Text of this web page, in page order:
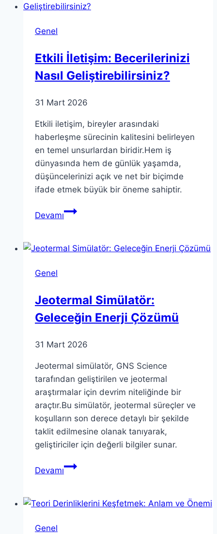
Felsefeyi
Genel
Etkili İletişim: Becerilerinizi
Nasıl Geliştirebilirsiniz?
31 Mart 2026
Etkili iletişim, bireyler arasındaki
haberleşme sürecinin kalitesini belirleyen
en temel unsurlardan biridir.Hem iş
dünyasında hem de günlük yaşamda,
düşüncelerinizi açık ve net bir biçimde
ifade etmek büyük bir öneme sahiptir.
DevamıEtkili
Nasıl
Genel
Jeotermal Simülatör:
Geleceğin Enerji Çözümü
31 Mart 2026
Jeotermal simülatör, GNS Science
tarafından geliştirilen ve jeotermal
araştırmalar için devrim niteliğinde bir
araçtır.Bu simülatör, jeotermal süreçler ve
koşulların son derece detaylı bir şekilde
taklit edilmesine olanak tanıyarak,
geliştiriciler için değerli bilgiler sunar.
DevamıJeotermal
Enerji
Genel